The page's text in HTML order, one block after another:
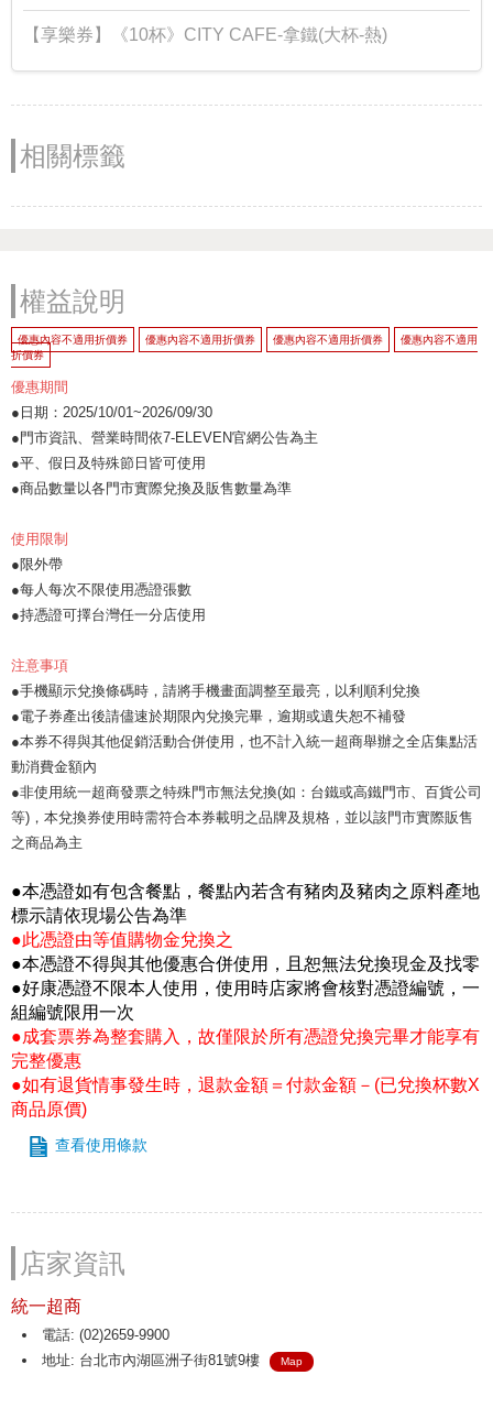
【享樂券】《10杯》CITY CAFE-拿鐵(大杯-熱)
相關標籤
權益說明
優惠內容不適用折價券 優惠內容不適用折價券 優惠內容不適用折價券
優惠內容不適用
折價券
優惠期間
●日期：2025/10/01~2026/09/30
●門市資訊、營業時間依7-ELEVEN官網公告為主
●平、假日及特殊節日皆可使用
●商品數量以各門市實際兌換及販售數量為準
使用限制
●限外帶
●每人每次不限使用憑證張數
●持憑證可擇台灣任一分店使用
注意事項
●手機顯示兌換條碼時，請將手機畫面調整至最亮，以利順利兌換
●電子券產出後請儘速於期限內兌換完畢，逾期或遺失恕不補發
●本券不得與其他促銷活動合併使用，也不計入統一超商舉辦之全店集點活
動消費金額內
●非使用統一超商發票之特殊門市無法兌換(如：台鐵或高鐵門市、百貨公司
等)，本兌換券使用時需符合本券載明之品牌及規格，並以該門市實際販售
之商品為主
●本憑證如有包含餐點，餐點內若含有豬肉及豬肉之原料產地
標示請依現場公告為準
●此憑證由等值購物金兌換之
●本憑證不得與其他優惠合併使用，且恕無法兌換現金及找零
●好康憑證不限本人使用，使用時店家將會核對憑證編號，一
組編號限用一次
●成套票券為整套購入，故僅限於所有憑證兌換完畢才能享有
完整優惠
●如有退貨情事發生時，退款金額＝付款金額－(已兌換杯數X
商品原價)
查看使用條款
店家資訊
統一超商
電話: (02)2659-9900
地址: 台北市內湖區洲子街81號9樓
Map